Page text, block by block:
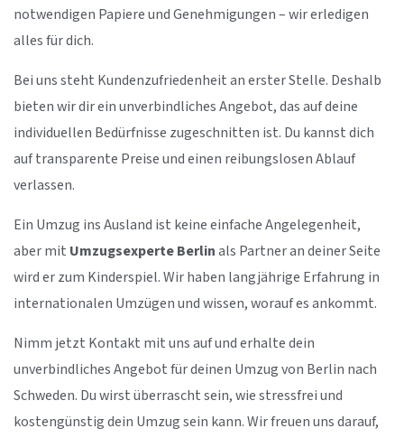
notwendigen Papiere und Genehmigungen – wir erledigen
alles für dich.
Bei uns steht Kundenzufriedenheit an erster Stelle. Deshalb
bieten wir dir ein unverbindliches Angebot, das auf deine
individuellen Bedürfnisse zugeschnitten ist. Du kannst dich
auf transparente Preise und einen reibungslosen Ablauf
verlassen.
Ein Umzug ins Ausland ist keine einfache Angelegenheit,
aber mit Umzugsexperte Berlinals Partner an deiner Seite
wird er zum Kinderspiel. Wir haben langjährige Erfahrung in
internationalen Umzügen und wissen, worauf es ankommt.
Nimm jetzt Kontakt mit uns auf und erhalte dein
unverbindliches Angebot für deinen Umzug von Berlin nach
Schweden. Du wirst überrascht sein, wie stressfrei und
kostengünstig dein Umzug sein kann. Wir freuen uns darauf,